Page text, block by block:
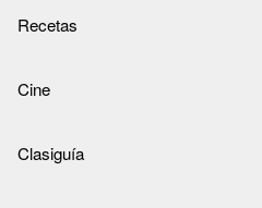
Recetas
Cine
Clasiguía